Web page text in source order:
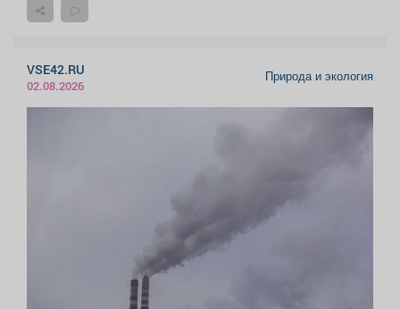
VSE42.RU
02.08.2026
Природа и экология